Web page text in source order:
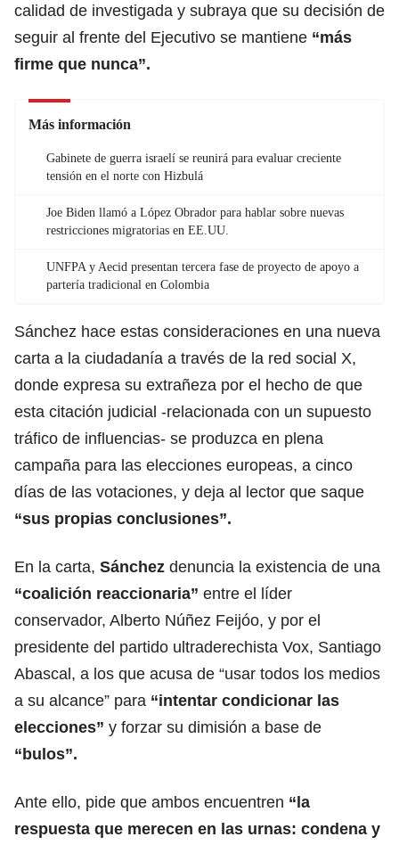
calidad de investigada y subraya que su decisión de
seguir al frente del Ejecutivo se mantiene “más
firme que nunca”.
Más información
Gabinete de guerra israelí se reunirá para evaluar creciente
tensión en el norte con Hizbulá
Joe Biden llamó a López Obrador para hablar sobre nuevas
restricciones migratorias en EE.UU.
UNFPA y Aecid presentan tercera fase de proyecto de apoyo a
partería tradicional en Colombia
Sánchez hace estas consideraciones en una nueva
carta a la ciudadanía a través de la red social X,
donde expresa su extrañeza por el hecho de que
esta citación judicial -relacionada con un supuesto
tráfico de influencias- se produzca en plena
campaña para las elecciones europeas, a cinco
días de las votaciones, y deja al lector que saque
“sus propias conclusiones”.
En la carta, Sánchez denuncia la existencia de una
“coalición reaccionaria” entre el líder
conservador, Alberto Núñez Feijóo, y por el
presidente del partido ultraderechista Vox, Santiago
Abascal, a los que acusa de “usar todos los medios
a su alcance” para “intentar condicionar las
elecciones” y forzar su dimisión a base de
“bulos”.
Ante ello, pide que ambos encuentren “la
respuesta que merecen en las urnas: condena y